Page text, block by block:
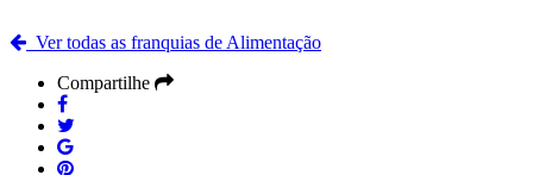
Ver todas as franquias de Alimentação
Compartilhe